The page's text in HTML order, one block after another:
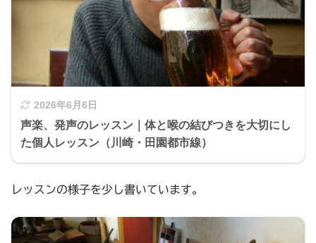
2026年6月6日
声楽、発声のレッスン｜体と喉の結びつきを大切にし
た個人レッスン（川崎・田園都市線）
レッスンの様子を少し書いています。